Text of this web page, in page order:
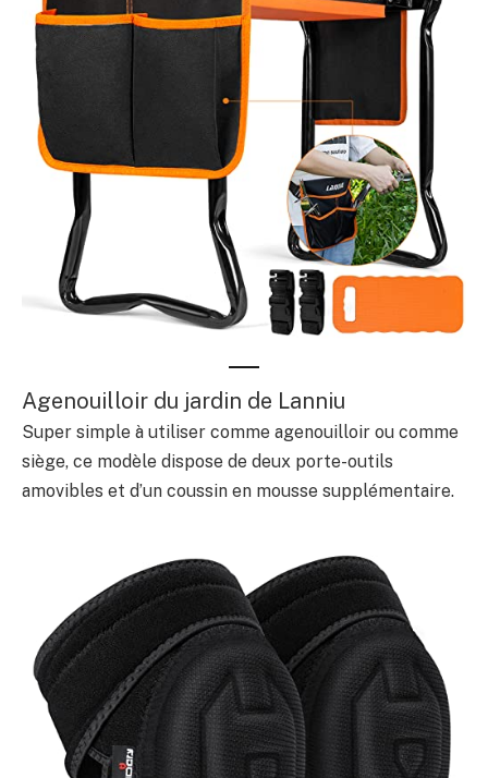
Agenouilloir du jardin de Lanniu
Super simple à utiliser comme agenouilloir ou comme
siège, ce modèle dispose de deux porte-outils
amovibles et d’un coussin en mousse supplémentaire.